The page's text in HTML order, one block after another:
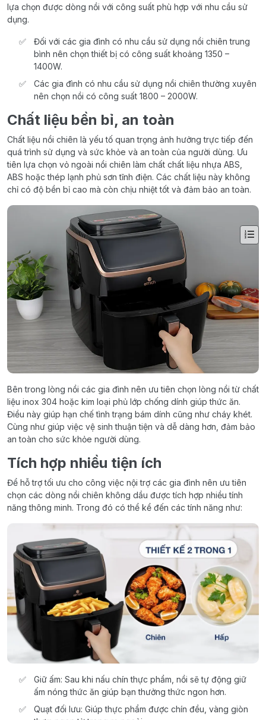
lựa chọn được dòng nồi với công suất phù hợp với nhu cầu sử
dụng.
Đối với các gia đình có nhu cầu sử dụng nồi chiên trung
bình nên chọn thiết bị có công suất khoảng 1350 –
1400W.
Các gia đình có nhu cầu sử dụng nồi chiên thường xuyên
nên chọn nồi có công suất 1800 – 2000W.
Chất liệu bền bỉ, an toàn
Chất liệu nồi chiên là yếu tố quan trọng ảnh hưởng trực tiếp đến
quá trình sử dụng và sức khỏe và an toàn của người dùng. Ưu
tiên lựa chọn vỏ ngoài nồi chiên làm chất chất liệu nhựa ABS,
ABS hoặc thép lạnh phủ sơn tĩnh điện. Các chất liệu này không
chỉ có độ bền bỉ cao mà còn chịu nhiệt tốt và đảm bảo an toàn.
Bên trong lòng nồi các gia đình nên ưu tiên chọn lòng nồi từ chất
liệu inox 304 hoặc kim loại phủ lớp chống dính giúp thức ăn.
Điều này giúp hạn chế tình trạng bám dính cũng như cháy khét.
Cùng như giúp việc vệ sinh thuận tiện và dễ dàng hơn, đảm bảo
an toàn cho sức khỏe người dùng.
Tích hợp nhiều tiện ích
Để hỗ trợ tối ưu cho công việc nội trợ các gia đình nên ưu tiên
chọn các dòng nồi chiên không dầu được tích hợp nhiều tính
năng thông minh. Trong đó có thể kể đến các tính năng như:
Giữ ấm: Sau khi nấu chín thực phẩm, nồi sẽ tự động giữ
ấm nóng thức ăn giúp bạn thưởng thức ngon hơn.
Quạt đối lưu: Giúp thực phẩm được chín đều, vàng giòn